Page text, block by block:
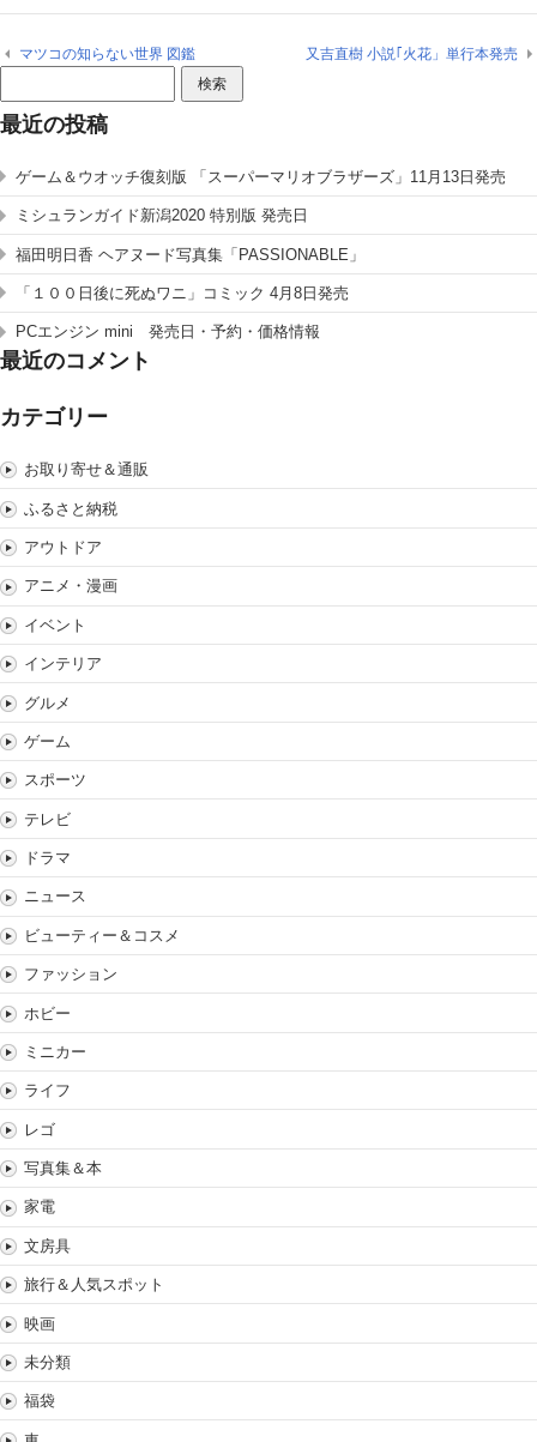
マツコの知らない世界 図鑑 又吉直樹 小説｢火花」単行本発売
索:
最近の投稿
ゲーム＆ウオッチ復刻版 「スーパーマリオブラザーズ」11月13日発売
ミシュランガイド新潟2020 特別版 発売日
福田明日香 ヘアヌード写真集「PASSIONABLE」
「１００日後に死ぬワニ」コミック 4月8日発売
PCエンジン mini 発売日・予約・価格情報
最近のコメント
カテゴリー
お取り寄せ＆通販
ふるさと納税
アウトドア
アニメ・漫画
イベント
インテリア
グルメ
ゲーム
スポーツ
テレビ
ドラマ
ニュース
ビューティー＆コスメ
ファッション
ホビー
ミニカー
ライフ
レゴ
写真集＆本
家電
文房具
旅行＆人気スポット
映画
未分類
福袋